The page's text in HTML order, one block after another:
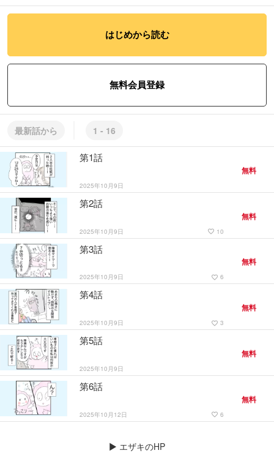
はじめから読む
無料会員登録
最新話から 1 - 16
第1話
2025年10月9日
無料
第2話
2025年10月9日 favorite_border 10
無料
第3話
2025年10月9日 favorite_border 6
無料
第4話
2025年10月9日 favorite_border 3
無料
第5話
2025年10月9日
無料
第6話
2025年10月12日 favorite_border 6
無料
▶ エザキのHP